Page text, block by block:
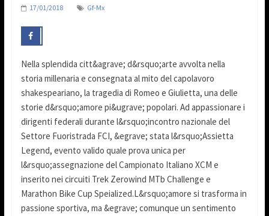
17/01/2018 Gf-Mx
Nella splendida citt&agrave; d&rsquo;arte avvolta nella
storia millenaria e consegnata al mito del capolavoro
shakespeariano, la tragedia di Romeo e Giulietta, una delle
storie d&rsquo;amore pi&ugrave; popolari. Ad appassionare i
dirigenti federali durante l&rsquo;incontro nazionale del
Settore Fuoristrada FCI, &egrave; stata l&rsquo;Assietta
Legend, evento valido quale prova unica per
l&rsquo;assegnazione del Campionato Italiano XCM e
inserito nei circuiti Trek Zerowind MTb Challenge e
Marathon Bike Cup Speialized.L&rsquo;amore si trasforma in
passione sportiva, ma &egrave; comunque un sentimento